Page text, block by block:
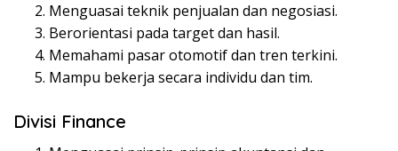
Menguasai teknik penjualan dan negosiasi.
Berorientasi pada target dan hasil.
Memahami pasar otomotif dan tren terkini.
Mampu bekerja secara individu dan tim.
Divisi Finance